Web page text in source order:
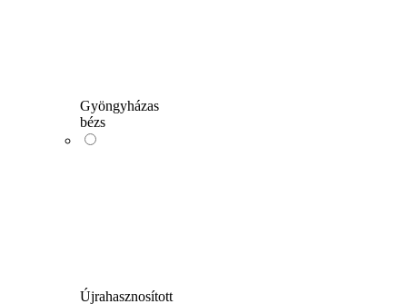
Gyöngyházas
bézs
Újrahasznosított